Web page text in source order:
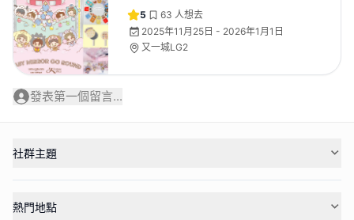
5 63 人想去
2025年11月25日 - 2026年1月1日
又一城LG2
發表第一個留言...
社群主題
熱門地點